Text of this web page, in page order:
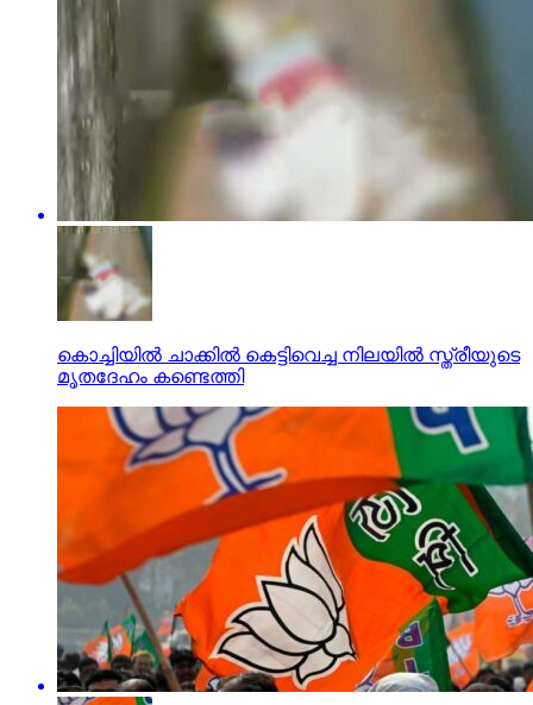
കൊച്ചിയില്‍ ചാക്കില്‍ കെട്ടിവെച്ച നിലയില്‍ സ്ത്രീയുടെ
മൃതദേഹം കണ്ടെത്തി